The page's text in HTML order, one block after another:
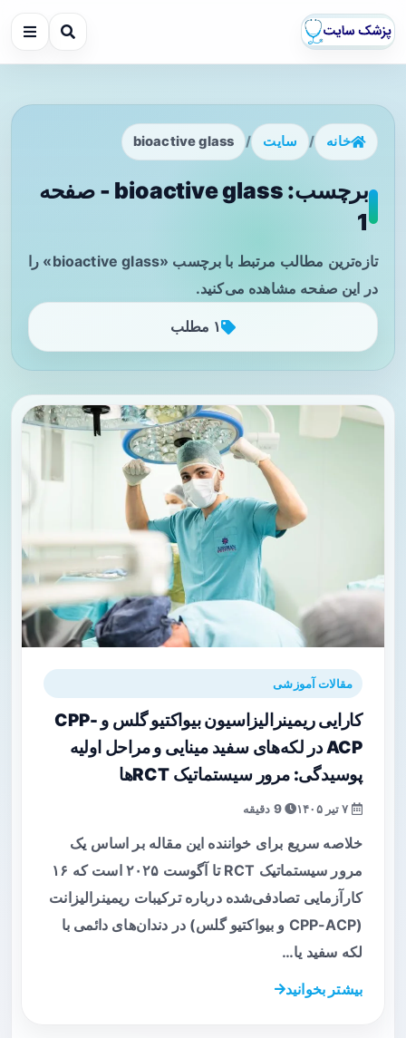
خانه / سایت /
bioactive glass
برچسب: bioactive glass - صفحه
1
تازه‌ترین مطالب مرتبط با برچسب «bioactive glass» را
در این صفحه مشاهده می‌کنید.
۱ مطلب
مقالات آموزشی
کارایی ریمینرالیزاسیون بیواکتیو گلس و CPP-
ACP در لکه‌های سفید مینایی و مراحل اولیه
پوسیدگی: مرور سیستماتیک RCTها
9 دقیقه
خلاصه سریع برای خواننده این مقاله بر اساس یک
مرور سیستماتیک RCT تا آگوست ۲۰۲۵ است که ۱۶
کارآزمایی تصادفی‌شده درباره ترکیبات ریمینرالیزانت
(CPP-ACP و بیواکتیو گلس) در دندان‌های دائمی با
لکه سفید یا…
بیشتر بخوانید